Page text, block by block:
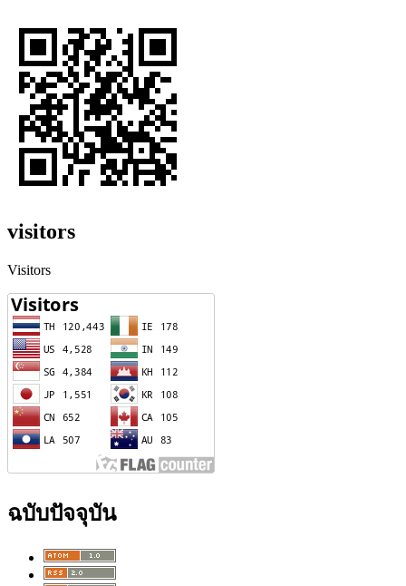
visitors
Visitors
ฉบับปัจจุบัน